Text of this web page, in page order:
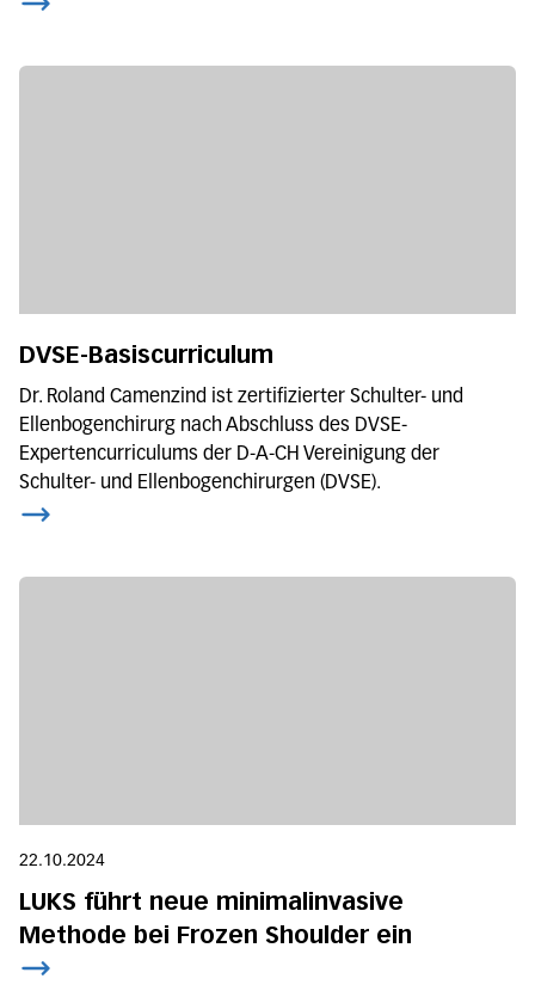
DVSE-Basiscurriculum
Dr. Roland Camenzind ist zertifizierter Schulter- und
Ellenbogenchirurg nach Abschluss des DVSE-
Expertencurriculums der D-A-CH Vereinigung der
Schulter- und Ellenbogenchirurgen (DVSE).
22.10.2024
LUKS führt neue minimalinvasive
Methode bei Frozen Shoulder ein